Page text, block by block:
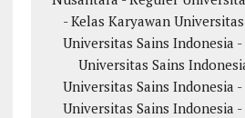
- Kelas Karyawan
Universitas Sains Indonesia
Universitas Sains
Universitas Sains Indonesia
Universitas Sains Indonesia